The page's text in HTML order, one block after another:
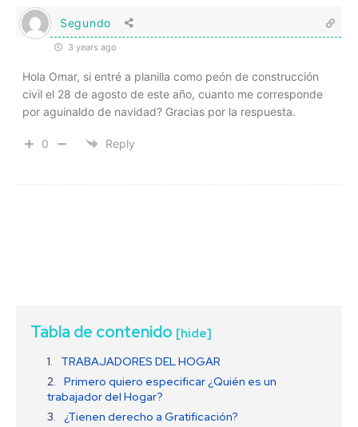
Segundo
3 years ago
Hola Omar, si entré a planilla como peón de construcción
civil el 28 de agosto de este año, cuanto me corresponde
por aguinaldo de navidad? Gracias por la respuesta.
0 Reply
Tabla de contenido [hide]
TRABAJADORES DEL HOGAR
Primero quiero especificar ¿Quién es un
trabajador del Hogar?
¿Tienen derecho a Gratificación?